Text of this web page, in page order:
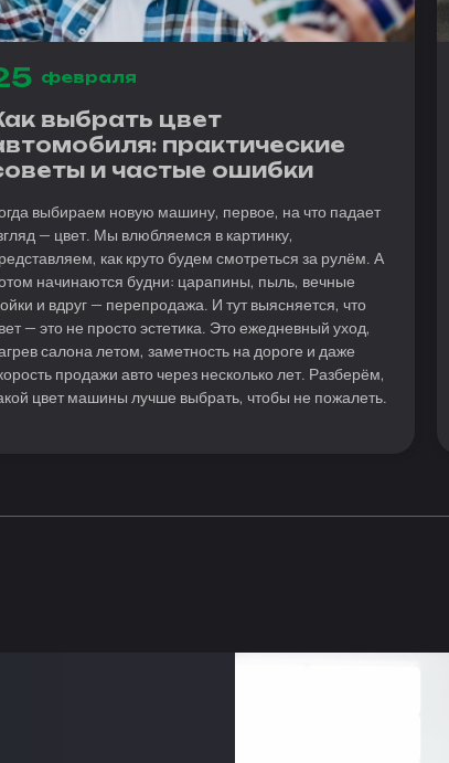
февраля
выбрать цвет
практические
и частые ошибки
выбираем новую машину, первое, на что падает
— цвет. Мы влюбляемся в картинку,
как круто будем смотреться за рулём. А
начинаются будни: царапины, пыль, вечные
и вдруг — перепродажа. И тут выясняется, что
— это не просто эстетика. Это ежедневный уход,
салона летом, заметность на дороге и даже
продажи авто через несколько лет. Разберём,
цвет машины лучше выбрать, чтобы не пожалеть.